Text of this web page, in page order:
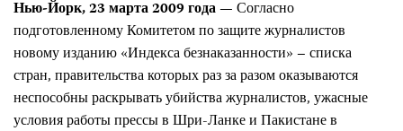
Нью-Йорк, 23 марта 2009 года —Согласно
подготовленному Комитетом по защите журналистов
новому изданию «Индекса безнаказанности» – списка
стран, правительства которых раз за разом оказываются
неспособны раскрывать убийства журналистов, ужасные
условия работы прессы в Шри-Ланке и Пакистане в